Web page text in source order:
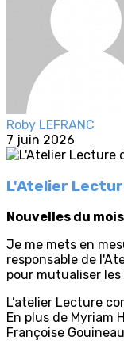
Roby LEFRANC
7 juin 2026
L'Atelier
Nouvelles du
Je me mets en
responsable de
pour mutualiser
L’atelier Lecture
En plus de Myriam
Françoise